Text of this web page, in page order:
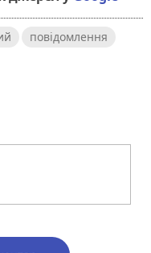
повідомлення